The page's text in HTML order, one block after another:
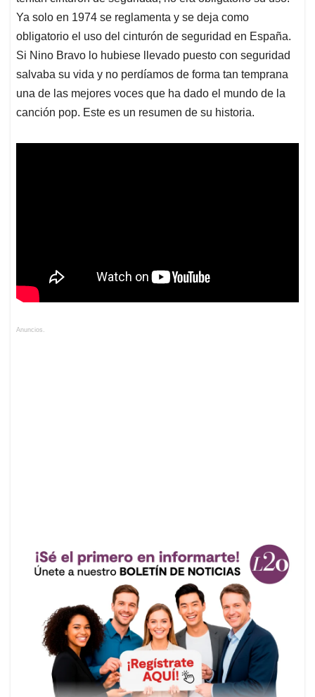
Ya solo en 1974 se reglamenta y se deja como
obligatorio el uso del cinturón de seguridad en España.
Si Nino Bravo lo hubiese llevado puesto con seguridad
salvaba su vida y no perdíamos de forma tan temprana
una de las mejores voces que ha dado el mundo de la
canción pop. Este es un resumen de su historia.
Anuncios.